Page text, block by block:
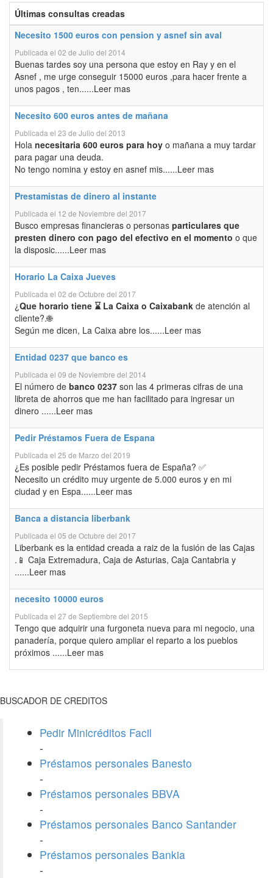
Últimas consultas creadas
Necesito 1500 euros con pension y asnef sin aval
Publicada el 02 de Julio del 2014
Buenas tardes soy una persona que estoy en Ray y en el
Asnef , me urge conseguir 15000 euros ,para hacer frente a
unos pagos , ten......Leer mas
Necesito 600 euros antes de mañana
Publicada el 23 de Julio del 2013
Hola necesitaria 600 euros para hoy o mañana a muy tardar
para pagar una deuda.
No tengo nomina y estoy en asnef mis......Leer mas
Prestamistas de dinero al instante
Publicada el 12 de Noviembre del 2017
Busco empresas financieras o personas particulares que
presten dinero con pago del efectivo en el momento o que
la disposic......Leer mas
Horario La Caixa Jueves
Publicada el 02 de Octubre del 2017
¿Que horario tiene ⌛ La Caixa o Caixabank de atención al
cliente?.🌐
Según me dicen, La Caixa abre los......Leer mas
Entidad 0237 que banco es
Publicada el 09 de Noviembre del 2014
El número de banco 0237 son las 4 primeras cifras de una
libreta de ahorros que me han facilitado para ingresar un
dinero ......Leer mas
Pedir Préstamos Fuera de Espana
Publicada el 25 de Marzo del 2019
¿Es posible pedir Préstamos fuera de España? ✅
Necesito un crédito muy urgente de 5.000 euros y en mi
ciudad y en Espa......Leer mas
Banca a distancia liberbank
Publicada el 05 de Octubre del 2017
Liberbank es la entidad creada a raiz de la fusión de las Cajas
.📱 Caja Extremadura, Caja de Asturias, Caja Cantabria y
......Leer mas
necesito 10000 euros
Publicada el 27 de Septiembre del 2015
Tengo que adquirir una furgoneta nueva para mi negocio, una
panadería, porque quiero ampliar el reparto a los pueblos
próximos ......Leer mas
BUSCADOR DE CREDITOS
Pedir Minicréditos Facil
-
Préstamos personales Banesto
-
Préstamos personales BBVA
-
Préstamos personales Banco Santander
-
Préstamos personales Bankia
-